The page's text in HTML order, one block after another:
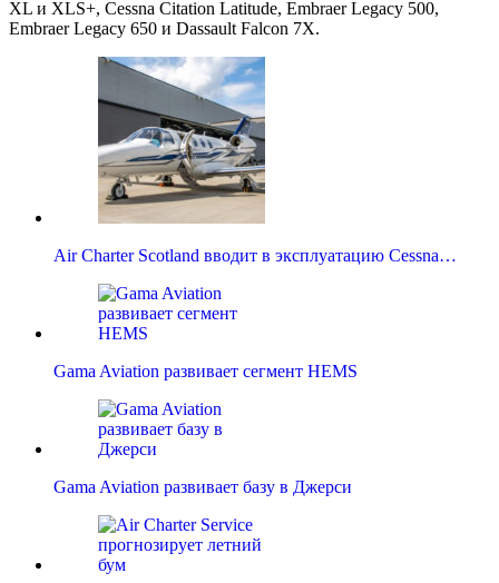
XL и XLS+, Cessna Citation Latitude, Embraer Legacy 500,
Embraer Legacy 650 и Dassault Falcon 7X.
Air Charter Scotland вводит в эксплуатацию Cessna…
Gama Aviation развивает сегмент HEMS
Gama Aviation развивает базу в Джерси